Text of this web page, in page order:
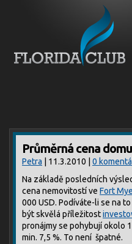
Průměrná cena
Petra | 11.3.2010 | 0
Na základě posledních
cena nemovitostí ve Fort
000 USD. Podíváte-li se na
být skvělá příležitost
pronájmy se pohybují okolo
min. 7,5 %. To není špatné.